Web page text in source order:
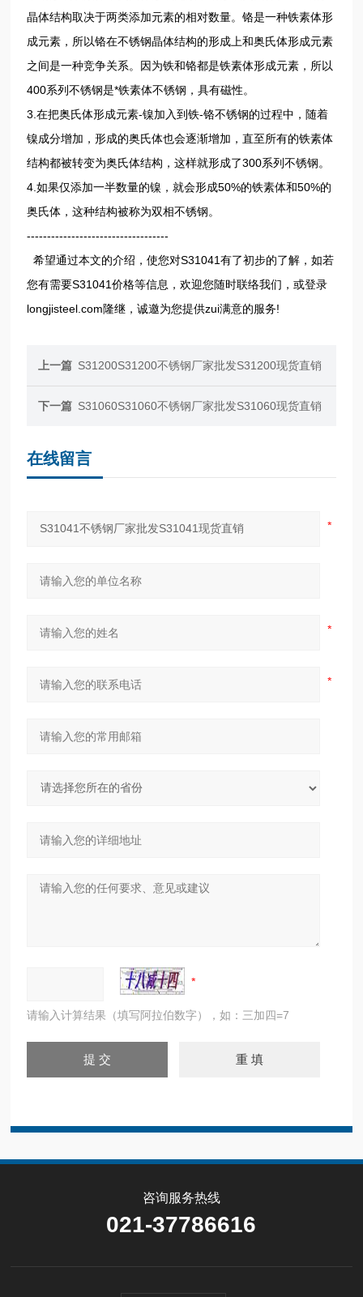
晶体结构取决于两类添加元素的相对数量。铬是一种铁素体形
成元素，所以铬在不锈钢晶体结构的形成上和奥氏体形成元素
之间是一种竞争关系。因为铁和铬都是铁素体形成元素，所以
400系列不锈钢是*铁素体不锈钢，具有磁性。
3.在把奥氏体形成元素-镍加入到铁-铬不锈钢的过程中，随着
镍成分增加，形成的奥氏体也会逐渐增加，直至所有的铁素体
结构都被转变为奥氏体结构，这样就形成了300系列不锈钢。
4.如果仅添加一半数量的镍，就会形成50%的铁素体和50%的
奥氏体，这种结构被称为双相不锈钢。
-----------------------------------
希望通过本文的介绍，使您对S31041有了初步的了解，如若
您有需要S31041价格等信息，欢迎您随时联络我们，或登录
longjisteel.com隆继，诚邀为您提供zui满意的服务!
上一篇 S31200S31200不锈钢厂家批发S31200现货直销
下一篇 S31060S31060不锈钢厂家批发S31060现货直销
在线留言
请输入计算结果（填写阿拉伯数字），如：三加四=7
咨询服务热线
021-37786616